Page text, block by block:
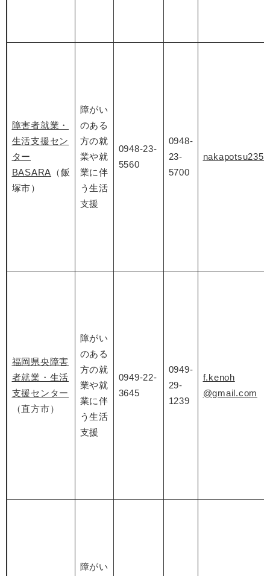
障害者就業・
生活支援セン
ター
BASARA （飯
塚市）
障がい
のある
方の就
業や就
業に伴
う生活
支援
0948-23-
5560
0948-
23-
5700
福岡県央障害
者就業・生活
支援センター
（直方市）
障がい
のある
方の就
業や就
業に伴
う生活
支援
0949-22-
3645
0949-
29-
1239
f.kenoh
@gmail.com
障がい